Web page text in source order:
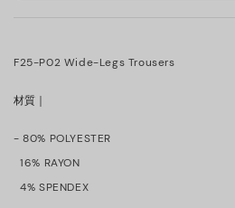
F25-P02 Wide-Legs Trousers
材質｜
- 80% POLYESTER
16% RAYON
  4% SPENDEX